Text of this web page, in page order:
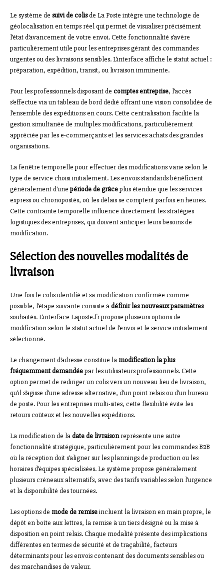
Le système de suivi de colisde La Poste intègre une technologie de
géolocalisation en temps réel qui permet de visualiser précisément
l’état d’avancement de votre envoi. Cette fonctionnalité s’avère
particulièrement utile pour les entreprises gérant des commandes
urgentes ou des livraisons sensibles. L’interface affiche le statut actuel :
préparation, expédition, transit, ou livraison imminente.
Pour les professionnels disposant de comptes entreprise, l’accès
s’effectue via un tableau de bord dédié offrant une vision consolidée de
l’ensemble des expéditions en cours. Cette centralisation facilite la
gestion simultanée de multiples modifications, particulièrement
appréciée par les e-commerçants et les services achats des grandes
organisations.
La fenêtre temporelle pour effectuer des modifications varie selon le
type de service choisi initialement. Les envois standards bénéficient
généralement d’une période de grâceplus étendue que les services
express ou chronopostés, où les délais se comptent parfois en heures.
Cette contrainte temporelle influence directement les stratégies
logistiques des entreprises, qui doivent anticiper leurs besoins de
modification.
Sélection des nouvelles modalités de
livraison
Une fois le colis identifié et sa modification confirmée comme
possible, l’étape suivante consiste àdéfinir les nouveaux paramètres
souhaités. L’interface Laposte.fr propose plusieurs options de
modification selon le statut actuel de l’envoi et le service initialement
sélectionné.
Le changement d’adresse constitue la modification la plus
fréquemment demandéepar les utilisateurs professionnels. Cette
option permet de rediriger un colis vers un nouveau lieu de livraison,
qu’il s’agisse d’une adresse alternative, d’un point relais ou d’un bureau
de poste. Pour les entreprises multi-sites, cette flexibilité évite les
retours coûteux et les nouvelles expéditions.
La modification de ladate de livraisonreprésente une autre
fonctionnalité stratégique, particulièrement pour les commandes B2B
où la réception doit s’aligner sur les plannings de production ou les
horaires d’équipes spécialisées. Le système propose généralement
plusieurs créneaux alternatifs, avec des tarifs variables selon l’urgence
et la disponibilité des tournées.
Les options de mode de remiseincluent la livraison en main propre, le
dépôt en boîte aux lettres, la remise à un tiers désigné ou la mise à
disposition en point relais. Chaque modalité présente des implications
différentes en termes de sécurité et de traçabilité, facteurs
déterminants pour les envois contenant des documents sensibles ou
des marchandises de valeur.